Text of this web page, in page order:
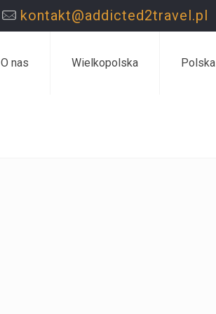
kontakt@addicted2travel.pl
O nas Wielkopolska Polska